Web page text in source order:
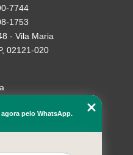
7744
1753
- Vila Maria
02121-020
agora pelo WhatsApp.